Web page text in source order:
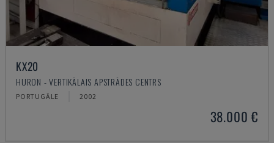
KX20
HURON - VERTIKĀLAIS APSTRĀDES CENTRS
PORTUGĀLE 2002
38.000 €